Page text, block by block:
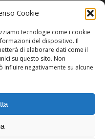
Cookie
tecnologie come i cookie
del dispositivo. Il
di elaborare dati come il
su questo sito. Non
negativamente su alcune